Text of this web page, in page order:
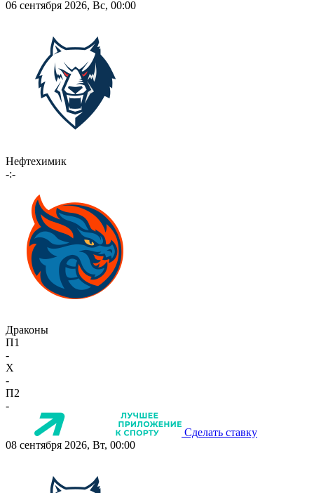
06 сентября 2026, Вс, 00:00
Нефтехимик
-:-
Драконы
П1
-
X
-
П2
-
Сделать ставку
08 сентября 2026, Вт, 00:00